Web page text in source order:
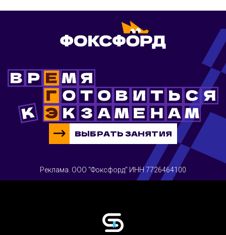
ВЫБРАТЬ ЗАНЯТИЯ
Реклама. ООО "Фоксфорд" ИНН 7726464100